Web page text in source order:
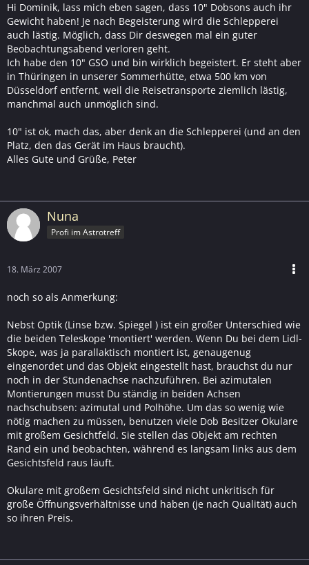
Hi Dominik, lass mich eben sagen, dass 10" Dobsons auch ihr
Gewicht haben! Je nach Begeisterung wird die Schlepperei
auch lästig. Möglich, dass Dir deswegen mal ein guter
Beobachtungsabend verloren geht.
Ich habe den 10" GSO und bin wirklich begeistert. Er steht aber
in Thüringen in unserer Sommerhütte, etwa 500 km von
Düsseldorf entfernt, weil die Reisetransporte ziemlich lästig,
manchmal auch unmöglich sind.
10" ist ok, mach das, aber denk an die Schlepperei (und an den
Platz, den das Gerät im Haus braucht).
Alles Gute und Grüße, Peter
Nuna
Profi im Astrotreff
18. März 2007
noch so als Anmerkung:
Nebst Optik (Linse bzw. Spiegel ) ist ein großer Unterschied wie
die beiden Teleskope 'montiert' werden. Wenn Du bei dem Lidl-
Skope, was ja parallaktisch montiert ist, genaugenug
eingenordet und das Objekt eingestellt hast, brauchst du nur
noch in der Stundenachse nachzuführen. Bei azimutalen
Montierungen musst Du ständig in beiden Achsen
nachschubsen: azimutal und Polhöhe. Um das so wenig wie
nötig machen zu müssen, benutzen viele Dob Besitzer Okulare
mit großem Gesichtfeld. Sie stellen das Objekt am rechten
Rand ein und beobachten, während es langsam links aus dem
Gesichtsfeld raus läuft.
Okulare mit großem Gesichtsfeld sind nicht unkritisch für
große Öffnungsverhältnisse und haben (je nach Qualität) auch
so ihren Preis.